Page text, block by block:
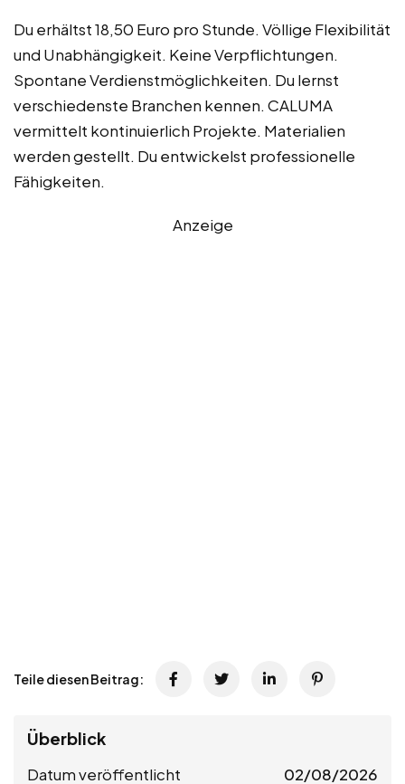
Du erhältst 18,50 Euro pro Stunde. Völlige Flexibilität
und Unabhängigkeit. Keine Verpflichtungen.
Spontane Verdienstmöglichkeiten. Du lernst
verschiedenste Branchen kennen. CALUMA
vermittelt kontinuierlich Projekte. Materialien
werden gestellt. Du entwickelst professionelle
Fähigkeiten.
Anzeige
Teile diesen Beitrag:
Überblick
Datum veröffentlicht 02/08/2026